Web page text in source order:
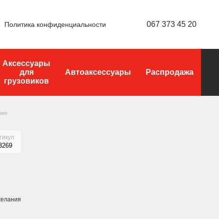
Политика конфиденциальности 067 373 45 20
Аксессуары
для
грузовиков
Автоаксессуары Распродажа